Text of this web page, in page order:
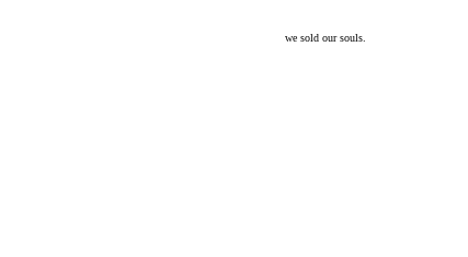
we sold our souls.